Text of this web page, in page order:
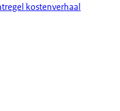
kostenverhaal